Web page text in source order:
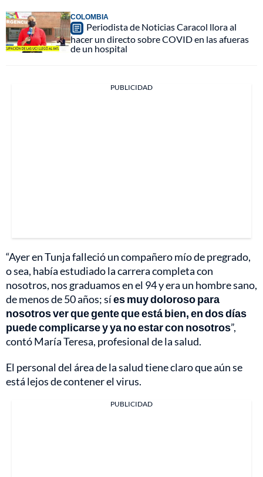
COLOMBIA
Periodista de Noticias Caracol llora al
hacer un directo sobre COVID en las afueras
de un hospital
PUBLICIDAD
“Ayer en Tunja falleció un compañero mío de pregrado,
o sea, había estudiado la carrera completa con
nosotros, nos graduamos en el 94 y era un hombre sano,
de menos de 50 años; síes muy doloroso para
nosotros ver que gente que está bien, en dos días
puede complicarse y ya no estar con nosotros”,
contó María Teresa, profesional de la salud.
El personal del área de la salud tiene claro que aún se
está lejos de contener el virus.
PUBLICIDAD